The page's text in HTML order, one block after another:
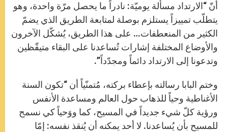
أنّ “الارتداد مسألة يوميّة: نادراً ما يحصل مرّة واحدة، وهو
يتطلّب تمييزاً يستلزم بوصلة لمتابعة الطريق الذي يضمّ
الكثير من المنعطفات… على هذا الطريق، يُشكّل الآخرون
والأوضاع المختلفة إشارات تُساعدنا على البقاء متيقّظين
وتدعونا إلى الارتداد دائماً ومجدّداً”.
وختم البابا رسالته بإعطاء بركته، مُتمنّياً أن “تكون السنة
الأغناطية وحياً للذهاب حول العالم ومساعدة الأنفس
ورؤية كلّ شيء جديداً في المسيح، كما ووَحياً كي نسمح
للمسيح بأن يُساعدنا. لا أحد يمكنه أن يُنقذ نفسه: إمّا